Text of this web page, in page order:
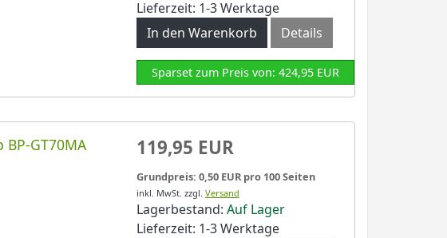
Lieferzeit: 1-3 Werktage
In den Warenkorb
Details
Sparset zum Preis von: 424,95 EUR
GT70MA
119,95 EUR
Grundpreis: 0,50 EUR pro 100 Seiten
inkl. MwSt. zzgl. Versand
Lagerbestand: Auf Lager
Lieferzeit: 1-3 Werktage